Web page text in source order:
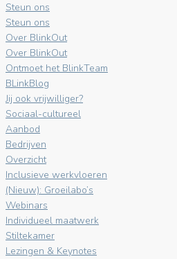
Steun ons
Steun ons
Over BlinkOut
Over BlinkOut
Ontmoet het BlinkTeam
BLinkBlog
Jij ook vrijwilliger?
Sociaal-cultureel
Aanbod
Bedrijven
Overzicht
Inclusieve werkvloeren
(Nieuw): Groeilabo’s
Webinars
Individueel maatwerk
Stiltekamer
Lezingen & Keynotes